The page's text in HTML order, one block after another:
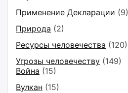
Применение Декларации (9)
Природа (2)
Ресурсы человечества (120)
Угрозы человечеству (149)
Война (15)
Вулкан (15)